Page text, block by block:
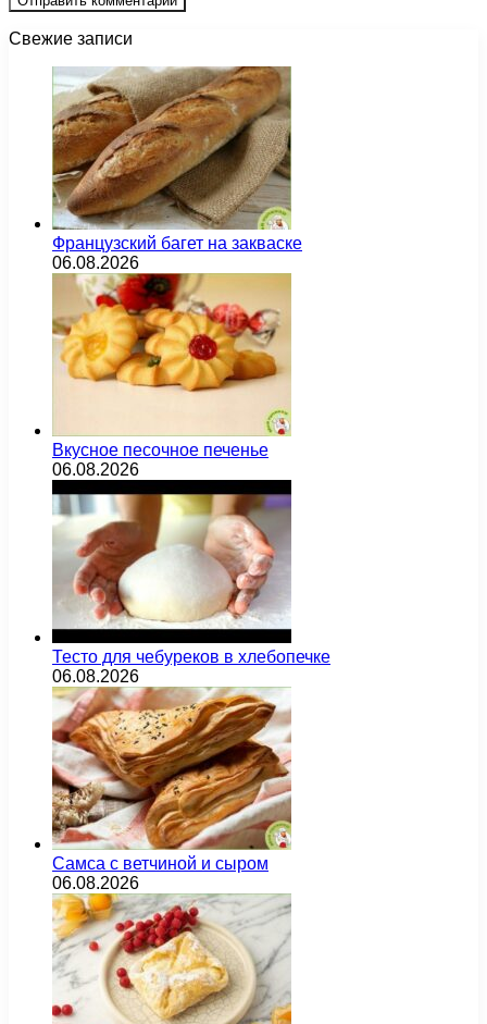
Свежие записи
Французский багет на закваске
06.08.2026
Вкусное песочное печенье
06.08.2026
Тесто для чебуреков в хлебопечке
06.08.2026
Самса с ветчиной и сыром
06.08.2026